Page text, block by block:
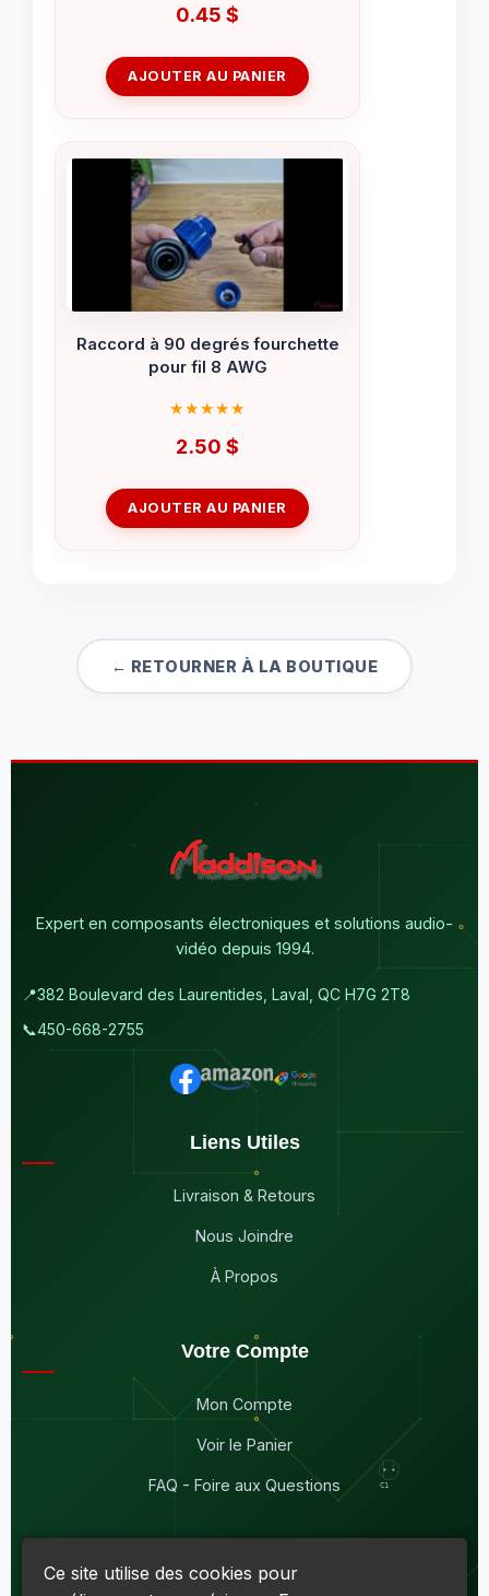
0.45 $
AJOUTER AU PANIER
Raccord à 90 degrés fourchette
pour fil 8 AWG
2.50 $
AJOUTER AU PANIER
← RETOURNER À LA BOUTIQUE
Expert en composants électroniques et solutions audio-
vidéo depuis 1994.
📍382 Boulevard des Laurentides, Laval, QC H7G 2T8
📞450-668-2755
Liens Utiles
Livraison & Retours
Nous Joindre
À Propos
Votre Compte
Mon Compte
Voir le Panier
FAQ - Foire aux Questions
Ce site utilise des cookies pour